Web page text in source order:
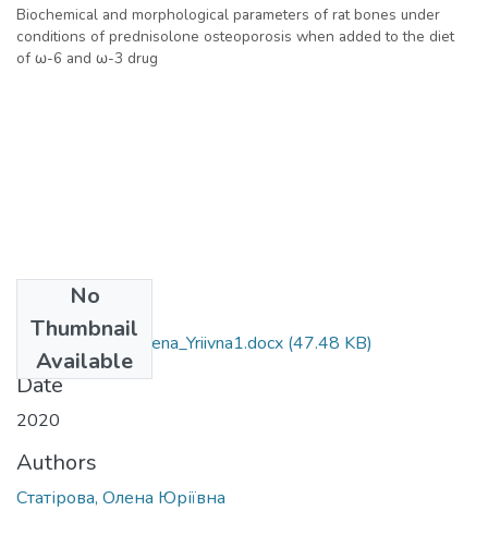
Biochemical and morphological parameters of rat bones under
conditions of prednisolone osteoporosis when added to the diet
of ω-6 and ω-3 drug
No
Thumbnail
Available
091_Statirova_Olena_Yriivna1.docx (47.48 KB)
Date
2020
Authors
Статірова, Олена Юріївна